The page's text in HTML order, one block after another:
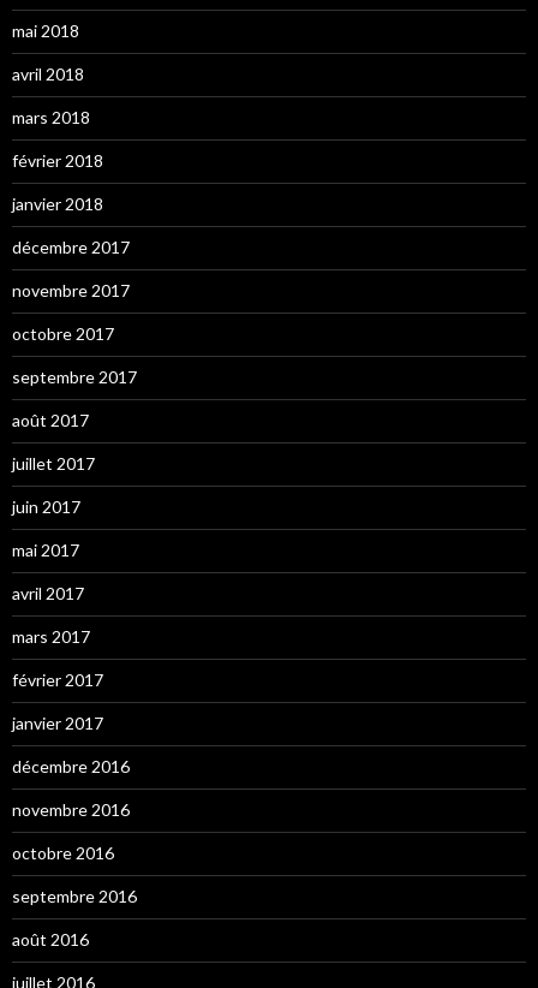
mai 2018
avril 2018
mars 2018
février 2018
janvier 2018
décembre 2017
novembre 2017
octobre 2017
septembre 2017
août 2017
juillet 2017
juin 2017
mai 2017
avril 2017
mars 2017
février 2017
janvier 2017
décembre 2016
novembre 2016
octobre 2016
septembre 2016
août 2016
juillet 2016